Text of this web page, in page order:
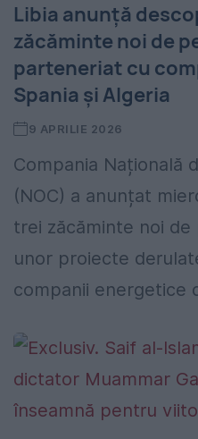
Libia anunță
zăcăminte noi de
parteneriat cu
Spania și Algeria
9 APRILIE 2026
Compania Națională
(NOC) a anunțat
trei zăcăminte noi
unor proiecte
companii energetice